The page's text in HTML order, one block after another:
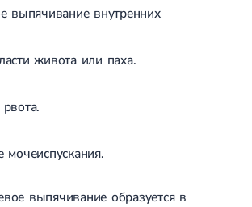
выпячивание внутренних
живота или паха.
выпячивание образуется в